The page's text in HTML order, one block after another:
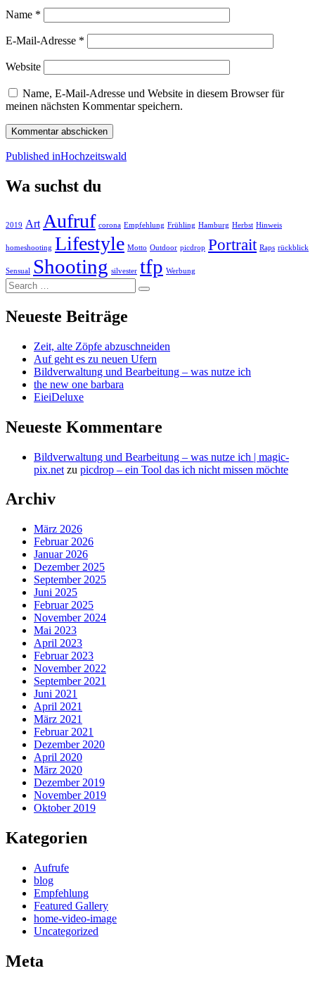
Name *
E-Mail-Adresse *
Website
Name, E-Mail-Adresse und Website in diesem Browser für
meinen nächsten Kommentar speichern.
Beitragsnavigation
Published inHochzeitswald
Wa suchst du
2019 Art Aufruf corona Empfehlung Frühling Hamburg Herbst Hinweis
homeshooting Lifestyle Motto Outdoor picdrop Portrait Raps rückblick
Sensual Shooting silvester tfp Werbung
Search
…
Neueste Beiträge
Zeit, alte Zöpfe abzuschneiden
Auf geht es zu neuen Ufern
Bildverwaltung und Bearbeitung – was nutze ich
the new one barbara
EieiDeluxe
Neueste Kommentare
Bildverwaltung und Bearbeitung – was nutze ich | magic-
pix.net zu picdrop – ein Tool das ich nicht missen möchte
Archiv
März 2026
Februar 2026
Januar 2026
Dezember 2025
September 2025
Juni 2025
Februar 2025
November 2024
Mai 2023
April 2023
Februar 2023
November 2022
September 2021
Juni 2021
April 2021
März 2021
Februar 2021
Dezember 2020
April 2020
März 2020
Dezember 2019
November 2019
Oktober 2019
Kategorien
Aufrufe
blog
Empfehlung
Featured Gallery
home-video-image
Uncategorized
Meta